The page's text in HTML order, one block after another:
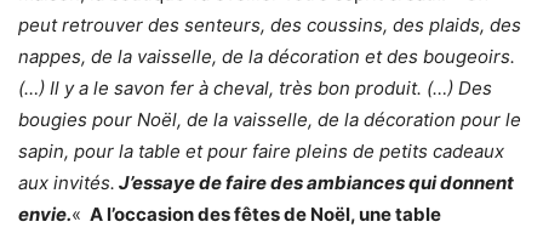
peut retrouver des senteurs, des coussins, des plaids, des
nappes, de la vaisselle, de la décoration et des bougeoirs.
(…) Il y a le savon fer à cheval, très bon produit. (…) Des
bougies pour Noël, de la vaisselle, de la décoration pour le
sapin, pour la table et pour faire pleins de petits cadeaux
aux invités. J’essaye de faire des ambiances qui donnent
envie.« A l’occasion des fêtes de Noël, une table